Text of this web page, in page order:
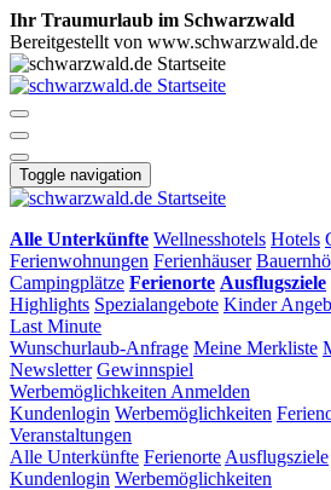
Ihr Traumurlaub im Schwarzwald
Bereitgestellt von www.schwarzwald.de
Toggle navigation
Alle Unterkünfte Wellnesshotels Hotels
Ferienwohnungen Ferienhäuser
Campingplätze Ferienorte Ausflugsziele
Highlights Spezialangebote Kinder
Last Minute
Wunschurlaub-Anfrage Meine Merkliste
Newsletter Gewinnspiel
Werbemöglichkeiten Anmelden
Kundenlogin Werbemöglichkeiten
Veranstaltungen
Alle Unterkünfte Ferienorte Ausflugsziele
Kundenlogin Werbemöglichkeiten